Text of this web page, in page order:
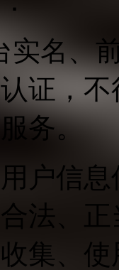
实名、
证，
务。
用户信
法、
集、